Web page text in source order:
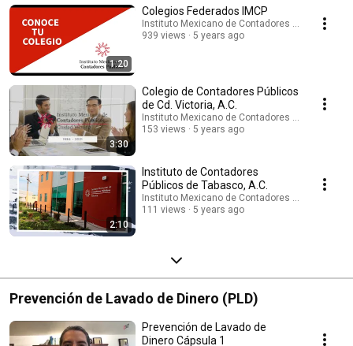
1:20
Colegios Federados IMCP
Instituto Mexicano de Contadores Públicos
939 views
5 years ago
3:30
Colegio de Contadores Públicos
de Cd. Victoria, A.C.
Instituto Mexicano de Contadores Públicos
153 views
5 years ago
2:10
Instituto de Contadores
Públicos de Tabasco, A.C.
Instituto Mexicano de Contadores Públicos
111 views
5 years ago
Prevención de Lavado de Dinero (PLD)
Prevención de Lavado de
Dinero Cápsula 1